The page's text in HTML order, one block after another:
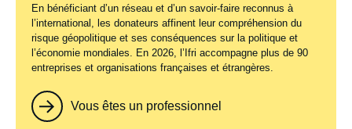
Ouvert à tous
Cycle « Ce qui fait bouger
l’Allemagne » - Quel avenir pour la
transition énergétique ?
Interventions à l'extérieur
En bénéficiant d’un réseau et d’un savoir-faire reconnus à
l’international, les donateurs affinent leur compréhension du
risque géopolitique et ses conséquences sur la politique et
l’économie mondiales. En 2026, l’Ifri accompagne plus de 90
entreprises et organisations françaises et étrangères.
Vous êtes un professionnel